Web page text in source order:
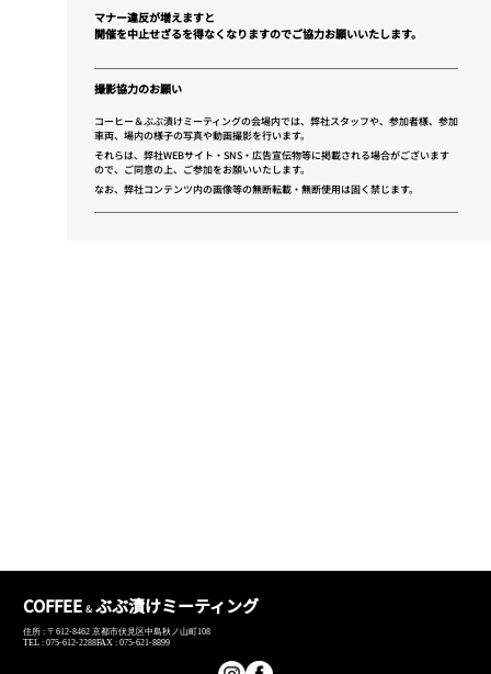
マナー違反が増えますと
開催を中止せざるを得なくなりますのでご協力お願いいたします。
撮影協力のお願い
コーヒー＆ぶぶ漬けミーティングの会場内では、弊社スタッフや、参加者様、参加
車両、場内の様子の写真や動画撮影を行います。
それらは、弊社WEBサイト・SNS・広告宣伝物等に掲載される場合がございます
ので、ご同意の上、ご参加をお願いいたします。
なお、弊社コンテンツ内の画像等の無断転載・無断使用は固く禁じます。
COFFEE & ぶぶ漬けミーティング
住所 : 〒612-8462 京都市伏見区中島秋ノ山町108
TEL : 075-612-2288FAX : 075-621-8899